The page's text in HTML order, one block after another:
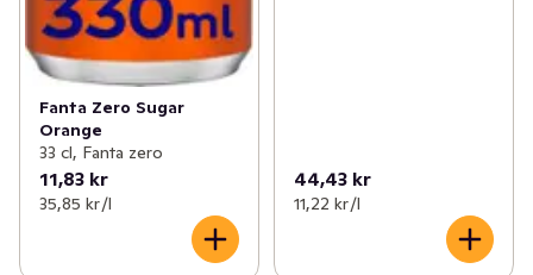
Fanta Zero Sugar
Orange
33 cl, Fanta zero
11,83 kr
35,85 kr /l
44,43 kr
11,22 kr /l